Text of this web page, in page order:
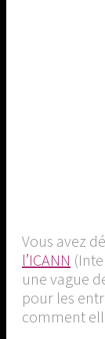
Vous avez
l’ICANN
une vague
pour les
comment